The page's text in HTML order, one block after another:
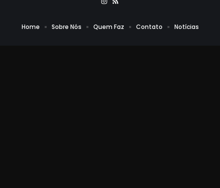
Home Sobre Nós Quem Faz Contato Notícias